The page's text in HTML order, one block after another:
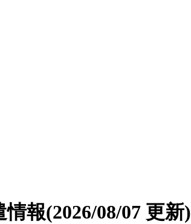
情報(2026/08/07 更新)